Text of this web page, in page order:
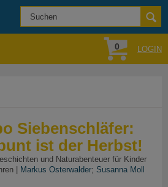
0 LOGIN
Siebenschläfer:
ist der Herbst!
und Naturabenteuer für Kinder
|
Markus Osterwalder; Susanna Moll